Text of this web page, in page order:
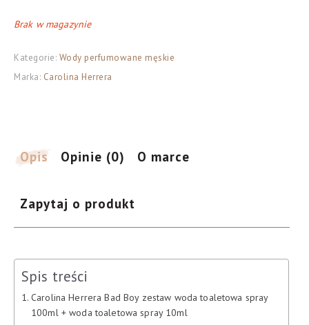
Brak w magazynie
Kategorie: Wody perfumowane męskie
Marka: Carolina Herrera
Opis Opinie (0) O marce
Zapytaj o produkt
Spis treści
Carolina Herrera Bad Boy zestaw woda toaletowa spray
100ml + woda toaletowa spray 10ml